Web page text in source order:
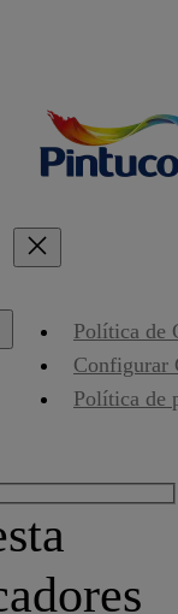
Política de
Configurar
Política de